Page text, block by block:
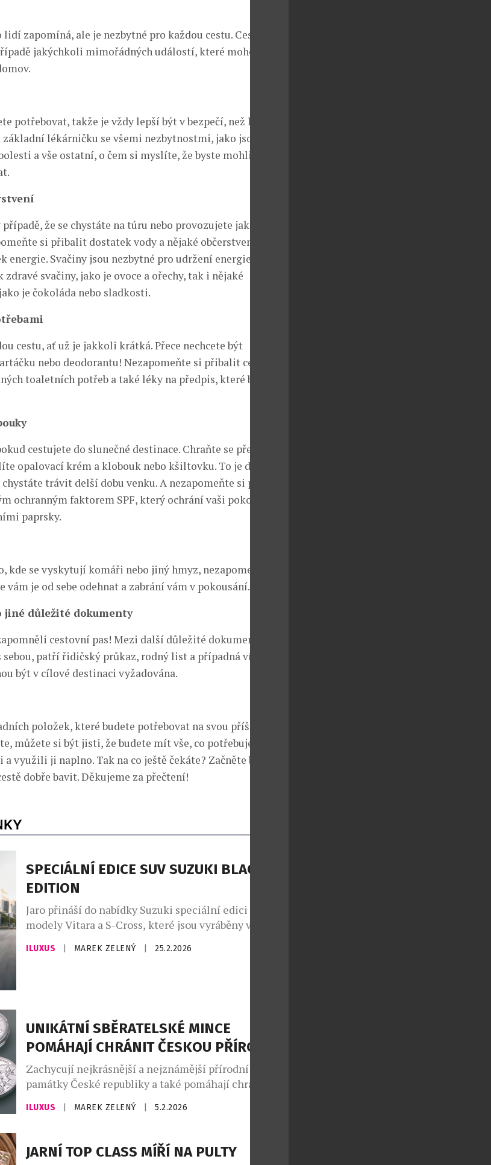
zapomíná, ale je nezbytné pro každou cestu. Cestovní
jakýchkoli mimořádných událostí, které mohou
potřebovat, takže je vždy lepší být v bezpečí, než litovat.
lékárničku se všemi nezbytnostmi, jako jsou
a vše ostatní, o čem si myslíte, že byste mohli v
že se chystáte na túru nebo provozujete jakoukoli
si přibalit dostatek vody a nějaké občerstvení,
energie. Svačiny jsou nezbytné pro udržení energie během
svačiny, jako je ovoce a ořechy, tak i nějaké
je čokoláda nebo sladkosti.
cestu, ať už je jakkoli krátká. Přece nechcete být
nebo deodorantu! Nezapomeňte si přibalit cestovní
toaletních potřeb a také léky na předpis, které byste
cestujete do slunečné destinace. Chraňte se před
opalovací krém a klobouk nebo kšiltovku. To je důležité
trávit delší dobu venku. A nezapomeňte si přibalit
ochranným faktorem SPF, který ochrání vaši pokožku
paprsky.
kde se vyskytují komáři nebo jiný hmyz, nezapomeňte si
je od sebe odehnat a zabrání vám v pokousání.
jiné důležité dokumenty
cestovní pas! Mezi další důležité dokumenty,
patří řidičský průkaz, rodný list a případná víza nebo
být v cílové destinaci vyžadována.
položek, které budete potřebovat na svou příští cestu.
můžete si být jisti, že budete mít vše, co potřebujete,
využili ji naplno. Tak na co ještě čekáte? Začněte balit! A
dobře bavit. Děkujeme za přečtení!
SPECIÁLNÍ EDICE SUV SUZUKI BLACK
EDITION
Jaro přináší do nabídky Suzuki speciální edici pro
modely Vitara a S-Cross, které jsou vyráběny v
maďarské továrně od února 2026. Obě vycházejí z
nejvyššího výbavového stupně Elegance. Za stávající
ILUXUS MAREK ZELENÝ 25.2.2026
UNIKÁTNÍ SBĚRATELSKÉ MINCE
POMÁHAJÍ CHRÁNIT ČESKOU PŘÍRODU
Zachycují nejkrásnější a nejznámější přírodní
památky České republiky a také pomáhají chránit
přírodu v českých regionech. Pětice vzácných mincí
tak nabízí mnohem víc než jen sběratelský unikát.
na mincích. Tuzemská společnost Golden Gate svou
novou sérií nazvanou Česká příroda vzdává hold
ILUXUS MAREK ZELENÝ 5.2.2026
JARNÍ TOP CLASS MÍŘÍ NA PULTY